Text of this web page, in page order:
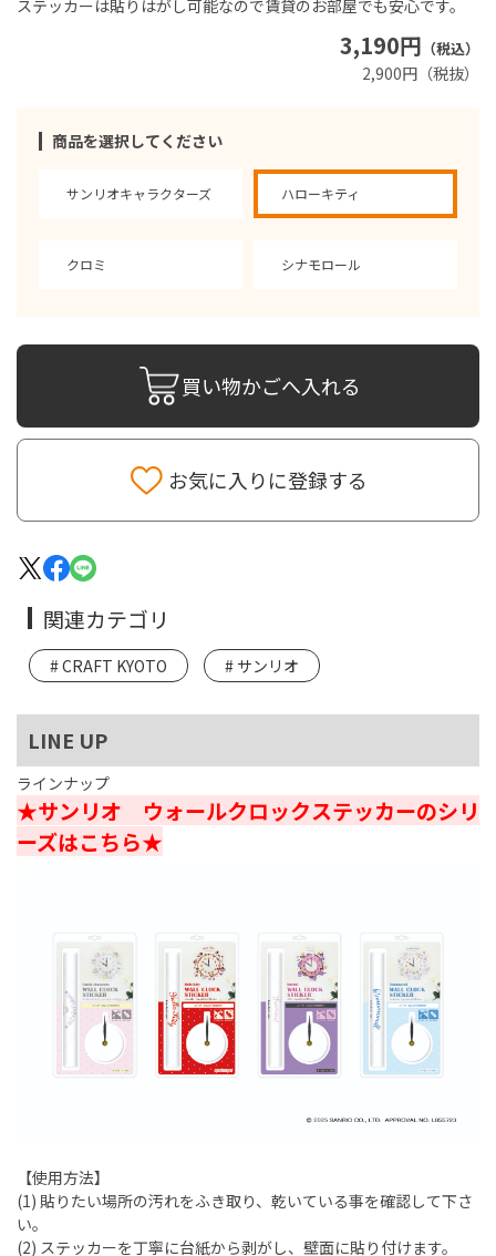
3,190円 （税込）
2,900円（税抜）
商品を選択してください
サンリオキャラクターズ ハローキティ
クロミ シナモロール
ステッカーは貼りはがし可能なので賃貸のお部屋でも安心です。
買い物かごへ入れる
お気に入りに登録する
LINE UP
ラインナップ
★サンリオ ウォールクロックステッカーのシリ
ーズはこちら★
【使用方法】
(1) 貼りたい場所の汚れをふき取り、乾いている事を確認して下さ
い。
(2) ステッカーを丁寧に台紙から剥がし、壁面に貼り付けます。
関連カテゴリ
CRAFT KYOTO サンリオ